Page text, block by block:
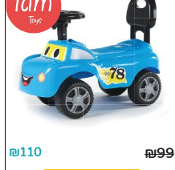
₪99
₪110